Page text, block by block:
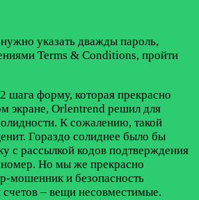
указать дважды пароль,
Terms & Conditions, пройти
шага форму, которая прекрасно
экране, Orlentrend решил для
К сожалению, такой
Гораздо солиднее было бы
с рассылкой кодов подтверждения
Но мы же прекрасно
мошенник и безопасность
– вещи несовместимые.